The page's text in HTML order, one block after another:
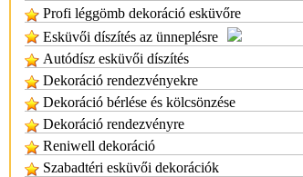
Profi léggömb dekoráció esküvőre
Esküvői díszítés az ünneplésre
Autódísz esküvői díszítés
Dekoráció rendezvényekre
Dekoráció bérlése és kölcsönzése
Dekoráció rendezvényre
Reniwell dekoráció
Szabadtéri esküvői dekorációk